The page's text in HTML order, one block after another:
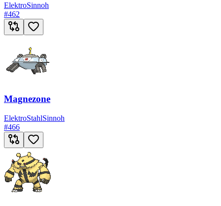
ElektroSinnoh
#462
Magnezone
ElektroStahlSinnoh
#466